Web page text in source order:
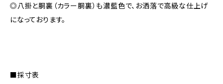
◎八掛と胴裏（カラー胴裏）も濃藍色で、お洒落で高級な仕上げ
になっております。
■採寸表